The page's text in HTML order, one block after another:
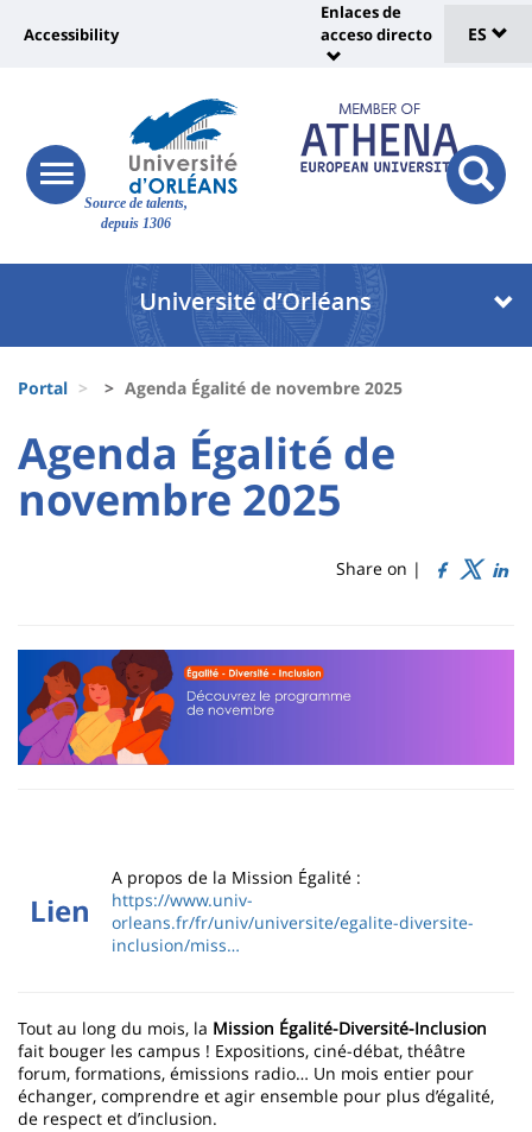
Site
Source de talents,
depuis 1306
Université
Recherche
responsive
menu
button
Université
vers
page
accessibilité
Accessibility
:
Shortcut
links
Enlaces de
acceso directo
de
ES
Université
Block
liste
des
composantes
d'Ariane
Portal Agenda Égalité de novembre 2025
University
:
Sidebar
University
:
Main
Titre
Agenda Égalité de
novembre 2025
Share on |
de
la
page
principale
Lien
A propos de la Mission Égalité :
https://www.univ-
orleans.fr/fr/univ/universite/egalite-diversite-
inclusion/miss…
Tout au long du mois, la Mission Égalité-Diversité-Inclusion
fait bouger les campus ! Expositions, ciné-débat, théâtre
forum, formations, émissions radio… Un mois entier pour
échanger, comprendre et agir ensemble pour plus d’égalité,
de respect et d’inclusion.